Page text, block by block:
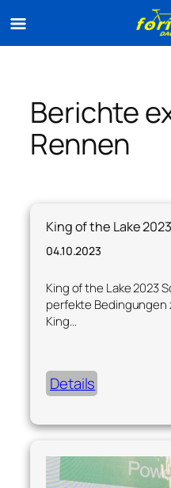
springen
Berichte
Rennen
King of the Lake 2023
04.10.2023
King of the Lake 2023
perfekte Bedingungen
King…
Details